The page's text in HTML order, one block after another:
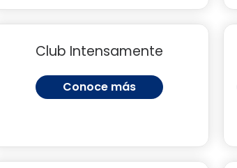
Club Intensamente
Conoce más